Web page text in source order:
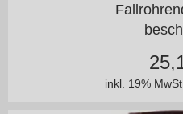
inkl. 19%